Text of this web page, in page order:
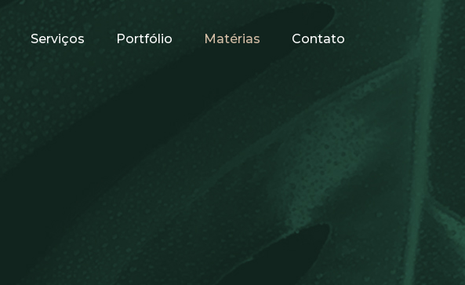
Serviços Portfólio Matérias Contato